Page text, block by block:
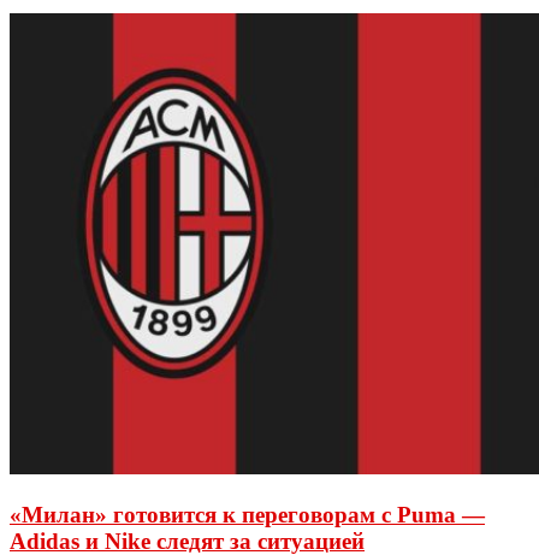
«Милан» готовится к переговорам с Puma —
Adidas и Nike следят за ситуацией